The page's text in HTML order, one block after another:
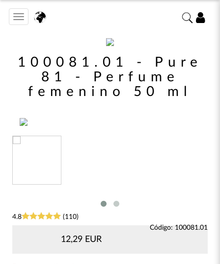
Toggle
navigation
100081.01 - Pure
81 - Perfume
femenino 50 ml
4.8
(110)
Código: 100081.01
12,29 EUR